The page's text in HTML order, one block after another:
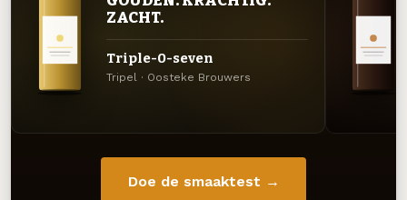
ZACHT.
Triple-0-seven
Tripel · Oosteke Brouwers
Doe de smaaktest →